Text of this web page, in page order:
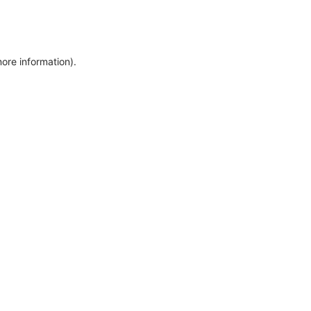
information).